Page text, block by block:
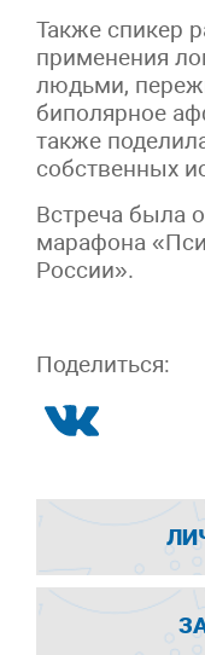
Также спикер
применения
людьми,
биполярное
также
собственных
Встреча была
марафона
России».
Поделиться: